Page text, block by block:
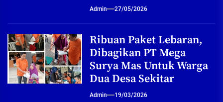
Admin 27/05/2026
Ribuan Paket Lebaran,
Dibagikan PT Mega
Surya Mas Untuk Warga
Dua Desa Sekitar
Admin 19/03/2026